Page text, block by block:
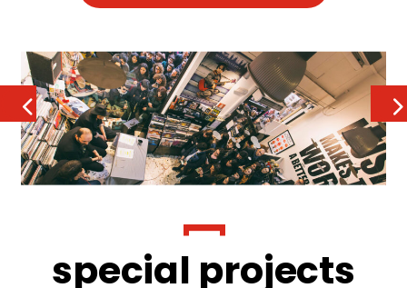
special projects